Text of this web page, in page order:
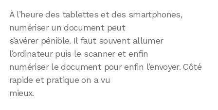
À l’heure des tablettes et des smartphones,
numériser un document peut
s’avérer pénible. Il faut souvent allumer
l’ordinateur puis le scanner et enfin
numériser le document pour enfin l’envoyer. Côté
rapide et pratique on a vu
mieux.